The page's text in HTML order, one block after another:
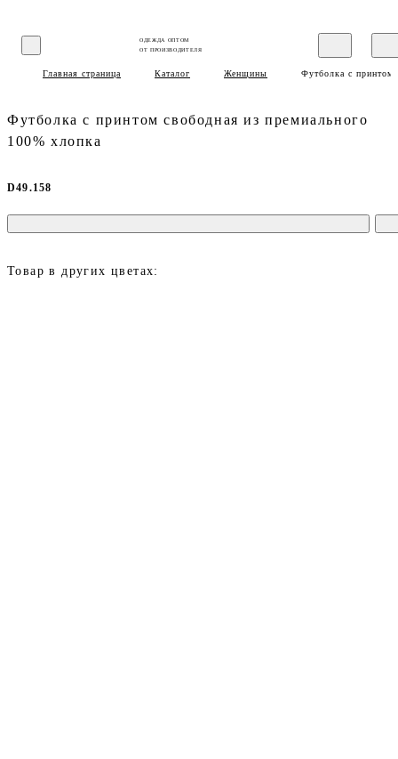
ОДЕЖДА ОПТОМ
ОТ ПРОИЗВОДИТЕЛЯ
Главная страница Каталог Женщины Футболка с принтом
Футболка с принтом свободная из премиального
100% хлопка
D49.158
Товар в других цветах: